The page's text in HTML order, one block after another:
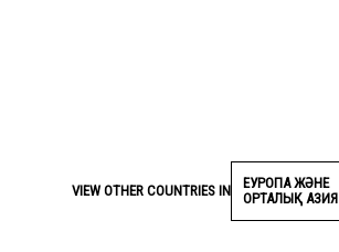
VIEW OTHER COUNTRIES IN
ЕУРОПА ЖӘНЕ
ОРТАЛЫҚ АЗИЯ